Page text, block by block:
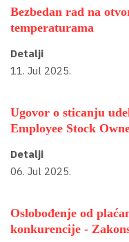
Bezbedan rad na
temperaturama
Detalji
11. Jul 2025.
Ugovor o sticanju
Employee Stock
Detalji
06. Jul 2025.
Oslobođenje od
konkurencije -